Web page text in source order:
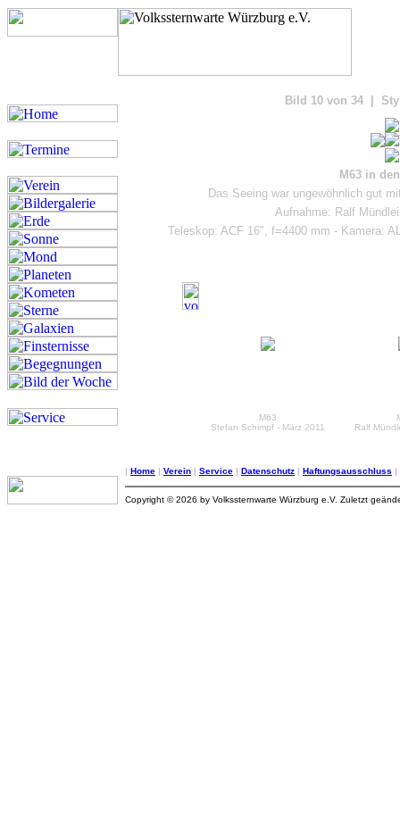
Bild 10 von 34 |
M63 in
Das Seeing war ungewöhnlich gut
Aufnahme: Ralf
Teleskop: ACF 16", f=4400 mm - Kamera:
M63
Stefan Schimpf - März 2011
Ralf
| Home | Verein | Service | Datenschutz | Haftungsausschluss |
Copyright © 2026 by Volkssternwarte Würzburg e.V. Zuletzt